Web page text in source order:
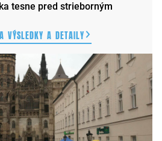
tesne pred strieborným
výsledky a detaily